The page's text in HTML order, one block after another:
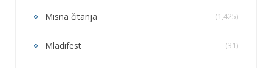
Misna čitanja (1,425)
Mladifest (31)